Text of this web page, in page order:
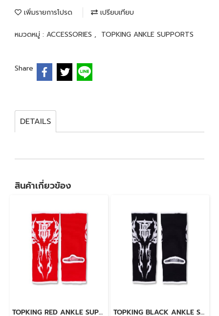
เพิ่มรายการโปรด เปรียบเทียบ
หมวดหมู่ : ACCESSORIES , TOPKING ANKLE SUPPORTS
Share
DETAILS
สินค้าเกี่ยวข้อง
TOPKING RED ANKLE SUPPORTS 02 TOPKING BLACK ANKLE SUPPORTS 02